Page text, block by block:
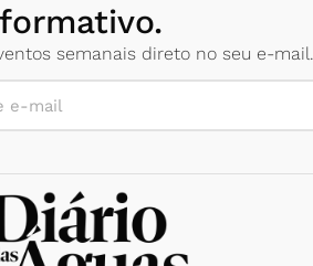
semanais direto no seu e-mail.